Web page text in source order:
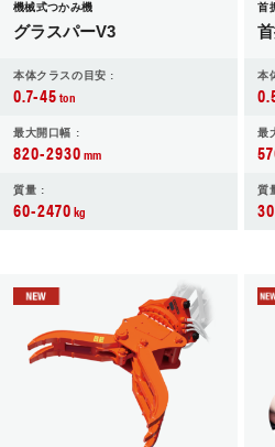
機械式つかみ機
グラスパーV3
本体クラスの目安 :
0.7-45ton
最大開口幅 :
820-2930mm
質量 :
60-2470kg
首
本
最
質